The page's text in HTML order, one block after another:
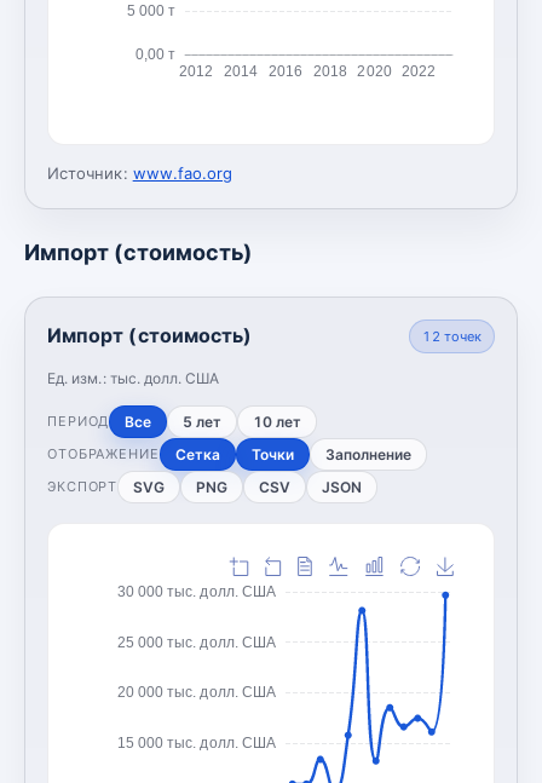
0,00 т
5 000 т
2012 2014 2016 2018 2020 2022
Источник: www.fao.org
Импорт (стоимость)
Импорт (стоимость)
Ед. изм.: тыс. долл. США
12 точек
ПЕРИОД Все 5 лет 10 лет
ОТОБРАЖЕНИЕ Сетка Точки Заполнение
ЭКСПОРТ SVG PNG CSV JSON
15 000 тыс. долл. США
20 000 тыс. долл. США
25 000 тыс. долл. США
30 000 тыс. долл. США